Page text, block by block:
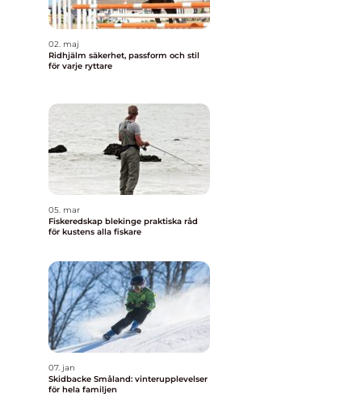
02. maj
Ridhjälm säkerhet, passform och stil
för varje ryttare
05. mar
Fiskeredskap blekinge praktiska råd
för kustens alla fiskare
07. jan
Skidbacke Småland: vinterupplevelser
för hela familjen